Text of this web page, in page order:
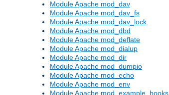
Module Apache mod_dav
Module Apache mod_dav_fs
Module Apache mod_dav_lock
Module Apache mod_dbd
Module Apache mod_deflate
Module Apache mod_dialup
Module Apache mod_dir
Module Apache mod_dumpio
Module Apache mod_echo
Module Apache mod_env
Module Apache mod_example_hooks